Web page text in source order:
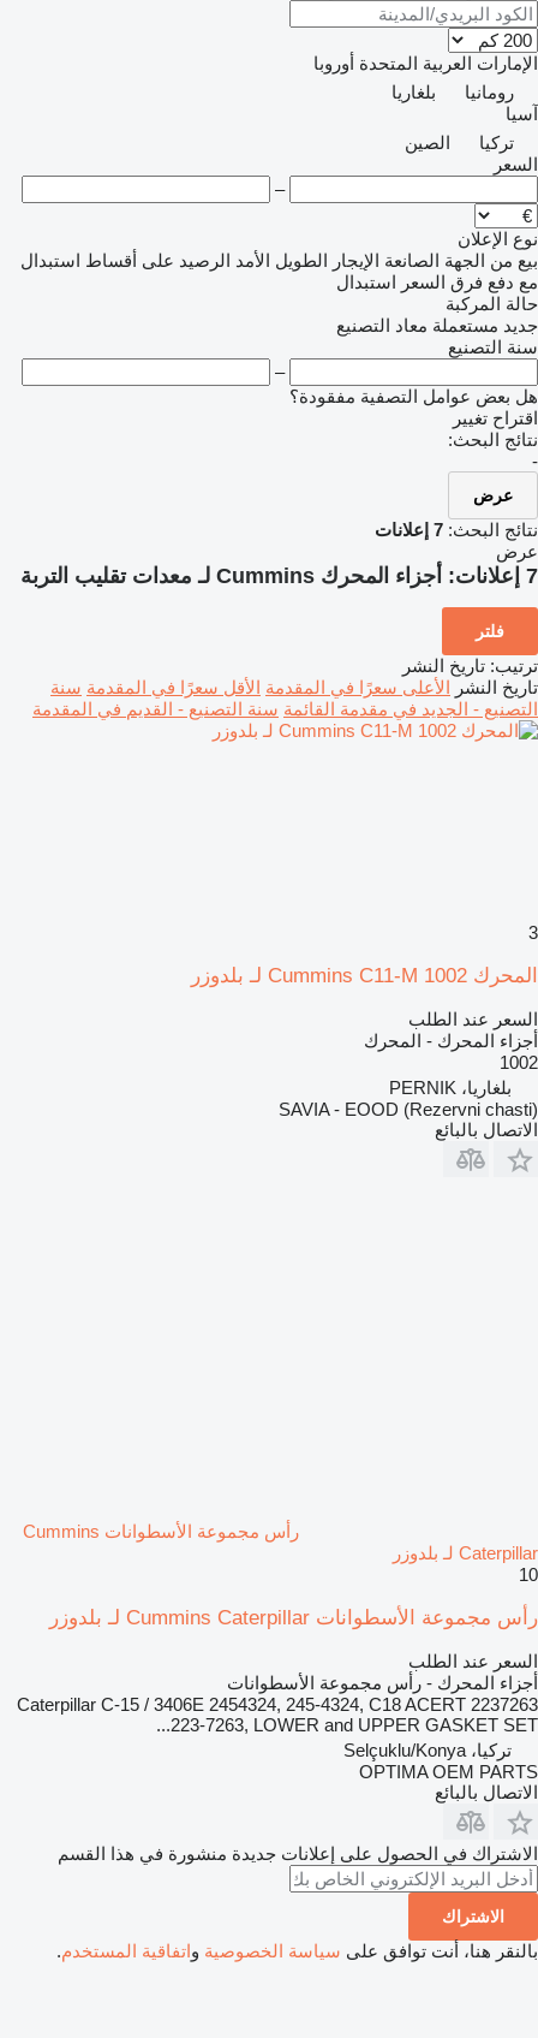
الإمارات العربية المتحدة أوروبا
رومانيا
بلغاريا
آسيا
تركيا
الصين
السعر
–
نوع الإعلان
بيع من الجهة الصانعة الإيجار الطويل الأمد الرصيد على أقساط استبدال
مع دفع فرق السعر استبدال
حالة المركبة
جديد مستعملة معاد التصنيع
سنة التصنيع
–
هل بعض عوامل التصفية مفقودة؟
اقتراح تغيير
نتائج البحث:
-
عرض
نتائج البحث: 7 إعلانات
عرض
7 إعلانات: أجزاء المحرك Cummins لـ معدات تقليب التربة
فلتر
ترتيب: تاريخ النشر
تاريخ النشر الأعلى سعرًا في المقدمة الأقل سعرًا في المقدمة سنة
التصنيع - الجديد في مقدمة القائمة سنة التصنيع - القديم في المقدمة
3
المحرك Cummins C11-M 1002 لـ بلدوزر
السعر عند الطلب
أجزاء المحرك - المحرك
1002
بلغاريا، PERNIK
SAVIA - EOOD (Rezervni chasti)
الاتصال بالبائع
رأس مجموعة الأسطوانات Cummins
Caterpillar لـ بلدوزر
10
رأس مجموعة الأسطوانات Cummins Caterpillar لـ بلدوزر
السعر عند الطلب
أجزاء المحرك - رأس مجموعة الأسطوانات
Caterpillar C-15 / 3406E 2454324, 245-4324, C18 ACERT 2237263
223-7263, LOWER and UPPER GASKET SET...
تركيا، Selçuklu/Konya
OPTIMA OEM PARTS
الاتصال بالبائع
الاشتراك في الحصول على إعلانات جديدة منشورة في هذا القسم
الاشتراك
بالنقر هنا، أنت توافق على سياسة الخصوصية واتفاقية المستخدم.